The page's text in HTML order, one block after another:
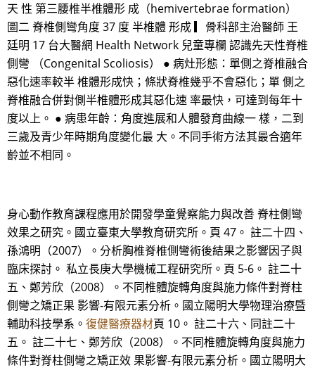
天 性 第三腰椎半椎體形 成（hemivertebrae formation）
圖二 脊椎側彎角度 37 度 半椎體 形成 ▎骨科部主治醫師 王
廷明 17 台大醫網 Health Network 兒童專欄 認識先天性脊椎
側彎 （Congenital Scoliosis） ● 病灶形態：單側之脊椎融合
惡化速率較半 椎體形成快；條狀脊椎幾乎不會惡化；單 側之
脊椎融合併對側半椎體形成其惡化速 率最快，可達到每年十
度以上。 ● 病患年齡：角度進展和人體發育曲線一 樣，二到
三歲及青少年時期角度變化最 大。不同手術方法其最合適年
齡並不相同。
身心動作教育課程應用於開發學童覺察能力與改善 脊柱側彎
效果之研究。國立臺東大學教育研究所。頁 47。 註二十四、
孫鴻明（2007）。分析胸椎脊椎側彎術後結果之影響因子與
臨床探討。 私立長庚大學機械工程研究所。頁 5-6。 註二十
五、鄭芳欣（2008）。不同椎體旋轉角度與施力條件對脊柱
側彎之矯正果 影響-有限元素分析。國立陽明大學物理治療暨
輔助科技學系。 復健醫療器材頁 10。 註二十六、同註二十
五。 註二十七、鄭芳欣（2008）。不同椎體旋轉角度與施力
條件對脊柱側彎之矯正效 果影響-有限元素分析。國立陽明大